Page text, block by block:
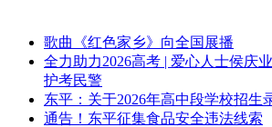
歌曲《红色家乡》向全国展播
全力助力2026高考 | 爱心人士侯庆
护考民警
东平：关于2026年高中段学校招生
通告！东平征集食品安全违法线索